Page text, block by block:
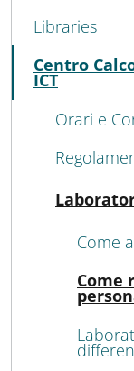
Libraries
Centro
ICT
Active
Orari e
Active
Come
Come